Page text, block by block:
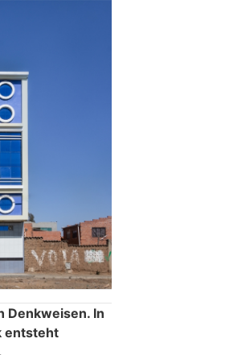
Denkweisen. In
entsteht